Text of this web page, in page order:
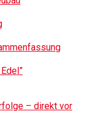
– direkt vor